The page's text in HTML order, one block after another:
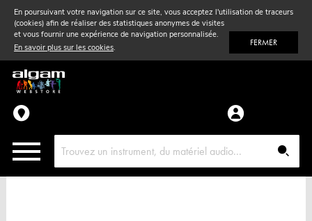
En poursuivant votre navigation sur ce site, vous acceptez l'utilisation de traceurs
(cookies) afin de réaliser des statistiques anonymes de visites
et vous fournir une expérience de navigation personnalisée.
En savoir plus sur les cookies. FERMER
Vent& Violon
Accessoires
Pièces détachées